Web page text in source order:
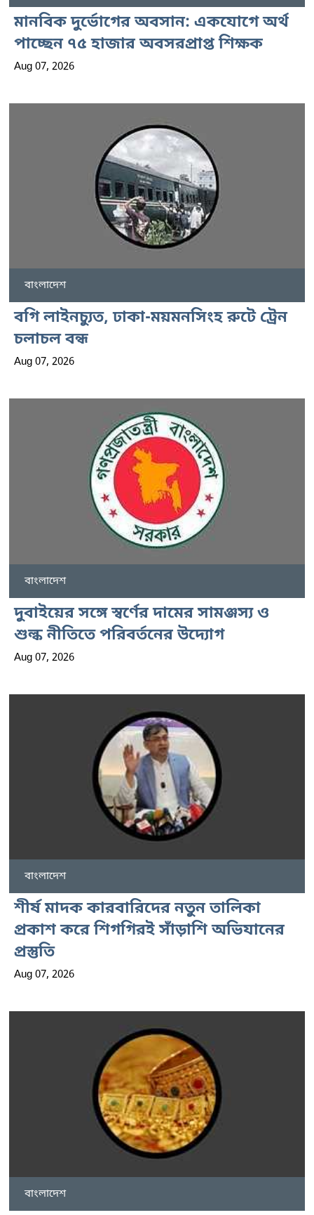
মানবিক দুর্ভোগের অবসান: একযোগে অর্থ
পাচ্ছেন ৭৫ হাজার অবসরপ্রাপ্ত শিক্ষক
Aug 07, 2026
বাংলাদেশ
বগি লাইনচ্যুত, ঢাকা-ময়মনসিংহ রুটে ট্রেন
চলাচল বন্ধ
Aug 07, 2026
বাংলাদেশ
দুবাইয়ের সঙ্গে স্বর্ণের দামের সামঞ্জস্য ও
শুল্ক নীতিতে পরিবর্তনের উদ্যোগ
Aug 07, 2026
বাংলাদেশ
শীর্ষ মাদক কারবারিদের নতুন তালিকা
প্রকাশ করে শিগগিরই সাঁড়াশি অভিযানের
প্রস্তুতি
Aug 07, 2026
বাংলাদেশ